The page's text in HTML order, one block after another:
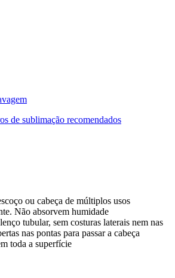
de sublimação recomendados
ou cabeça de múltiplos usos
Não absorvem humidade
tubular, sem costuras laterais nem nas
nas pontas para passar a cabeça
toda a superfície